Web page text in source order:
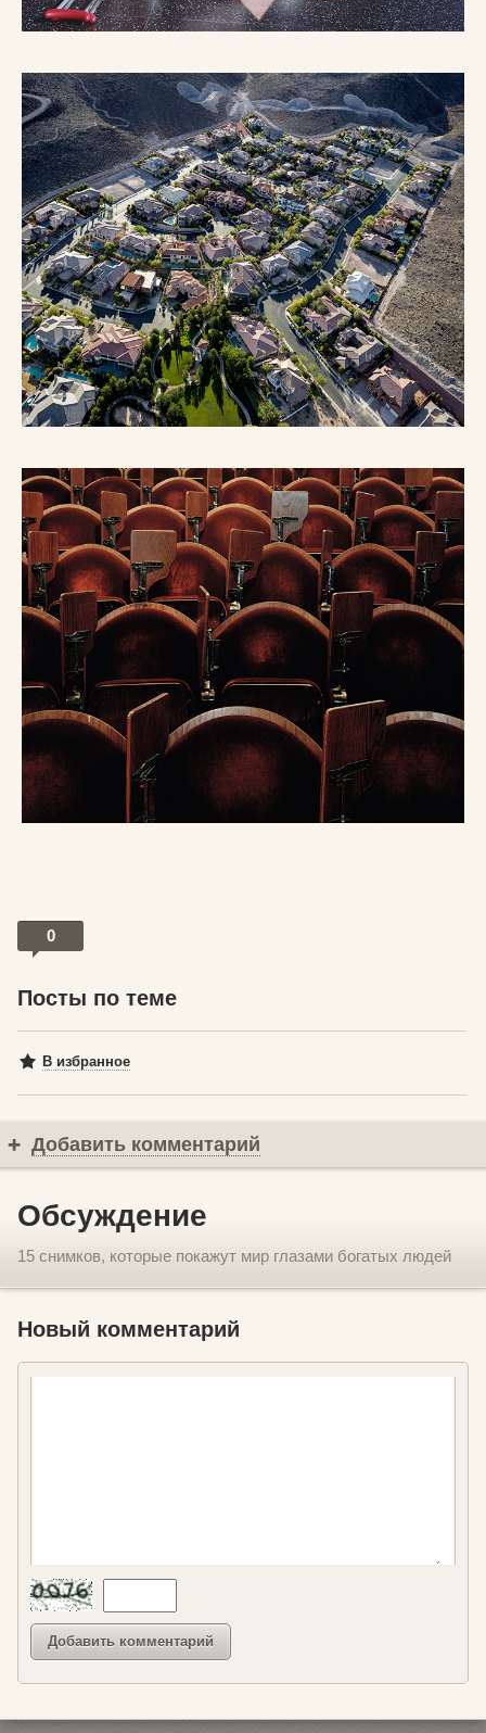
0
Посты по теме
В избранное
Добавить комментарий
Обсуждение
15 снимков, которые покажут мир глазами богатых людей
Новый комментарий